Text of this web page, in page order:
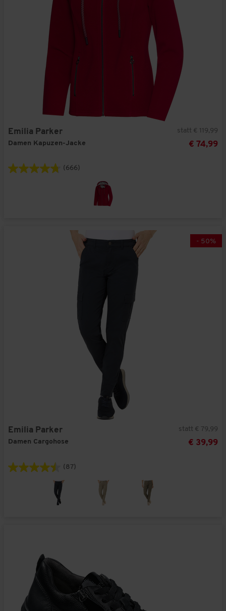
Emilia Parker
Damen Kapuzen-Jacke
statt € 119,99
€ 74,99
(666)
- 50%
Emilia Parker
Damen Cargohose
statt € 79,99
€ 39,99
(87)